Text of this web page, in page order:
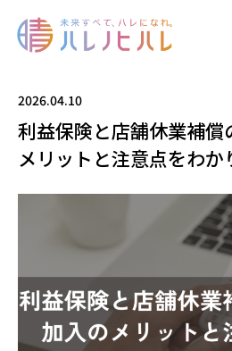
2026.04.10
利益保険と店舗休業補償
メリットと注意点をわか